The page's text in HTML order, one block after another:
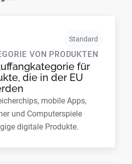
Standard
VON PRODUKTEN
für
die in der EU
mobile Apps,
und Computerspiele
digitale Produkte.